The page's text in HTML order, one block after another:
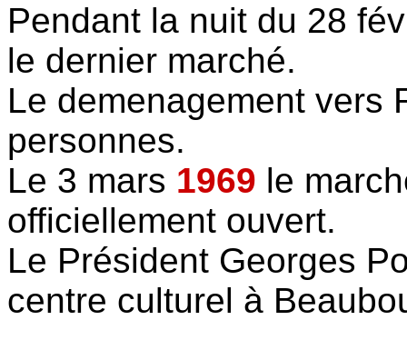
Pendant la nuit du 28
le dernier marché.
Le demenagement vers
personnes.
Le 3 mars 1969 le
officiellement ouvert.
Le Président Georges
centre culturel à